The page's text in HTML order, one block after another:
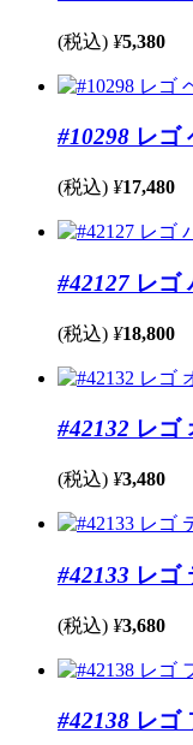
(税込) ¥5,380
#10298 レゴ
(税込) ¥17,480
#42127 レゴ
(税込) ¥18,800
#42132 レゴ
(税込) ¥3,480
#42133 レゴ
(税込) ¥3,680
#42138 レゴ